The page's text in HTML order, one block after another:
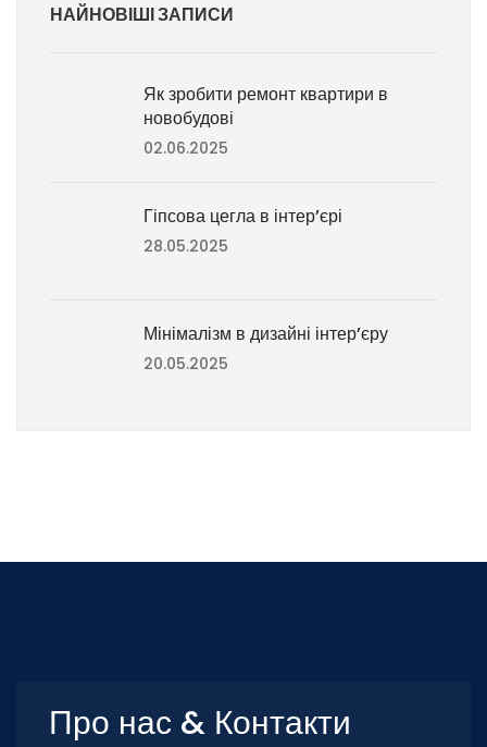
НАЙНОВІШІ ЗАПИСИ
Як зробити ремонт квартири в
новобудові
02.06.2025
Гіпсова цегла в інтер’єрі
28.05.2025
Мінімалізм в дизайні інтер’єру
20.05.2025
Про нас & Контакти